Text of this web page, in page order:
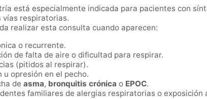
está especialmente indicada para pacientes con
vías respiratorias.
realizar esta consulta cuando aparecen:
o recurrente.
de falta de aire o dificultad para respirar.
(pitidos al respirar).
u opresión en el pecho.
de asma, bronquitis crónica o EPOC.
familiares de alergias respiratorias o exposición